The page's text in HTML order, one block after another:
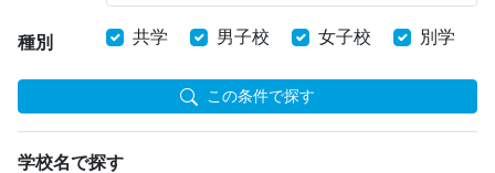
種別 共学 男子校 女子校 別学
この条件で探す
学校名で探す